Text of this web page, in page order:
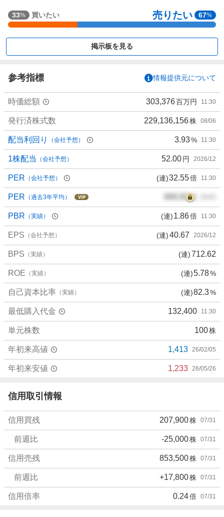
強
く
買
3
3
.
3
3
%
、
買
い
た
い
%
、
様
子
見
0
、
売
り
た
い
0
%
、
強
く
売
り
た
い
6
.
7
%
33% 買いたい 売りたい 67%
掲示板を見る
参考指標 情報提供元について
時価総額 303,376百万円 11:30
発行済株式数 229,136,156株 08/06
配当利回り （会社予想） 3.93% 11:30
1株配当 （会社予想） 52.00円 2026/12
PER （会社予想） (連)32.55倍 11:30
PER （過去3年平均） 000.00倍
PBR （実績） (連)1.86倍 11:30
EPS （会社予想） (連)40.67 2026/12
BPS （実績） (連)712.62
ROE （実績） (連)5.78%
自己資本比率 （実績） (連)82.3%
最低購入代金 132,400 11:30
単元株数 100株
年初来高値 1,413 26/02/05
年初来安値 1,233 26/05/26
信用取引情報
信用買残 207,900株 07/31
前週比 -25,000株 07/31
信用売残 853,500株 07/31
前週比 +17,800株 07/31
信用倍率 0.24倍 07/31